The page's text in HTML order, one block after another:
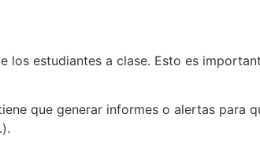
los estudiantes a clase. Esto es
que generar informes o alertas para